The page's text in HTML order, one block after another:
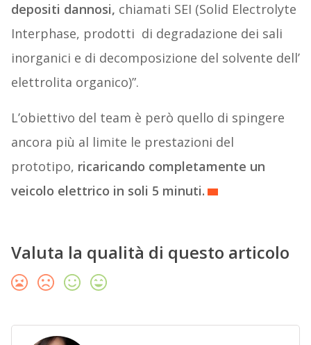
depositi dannosi, chiamati SEI (Solid Electrolyte
Interphase, prodotti di degradazione dei sali
inorganici e di decomposizione del solvente dell’
elettrolita organico)”.
L’obiettivo del team è però quello di spingere
ancora più al limite le prestazioni del
prototipo, ricaricando completamente un
veicolo elettrico in soli 5 minuti.
Valuta la qualità di questo articolo